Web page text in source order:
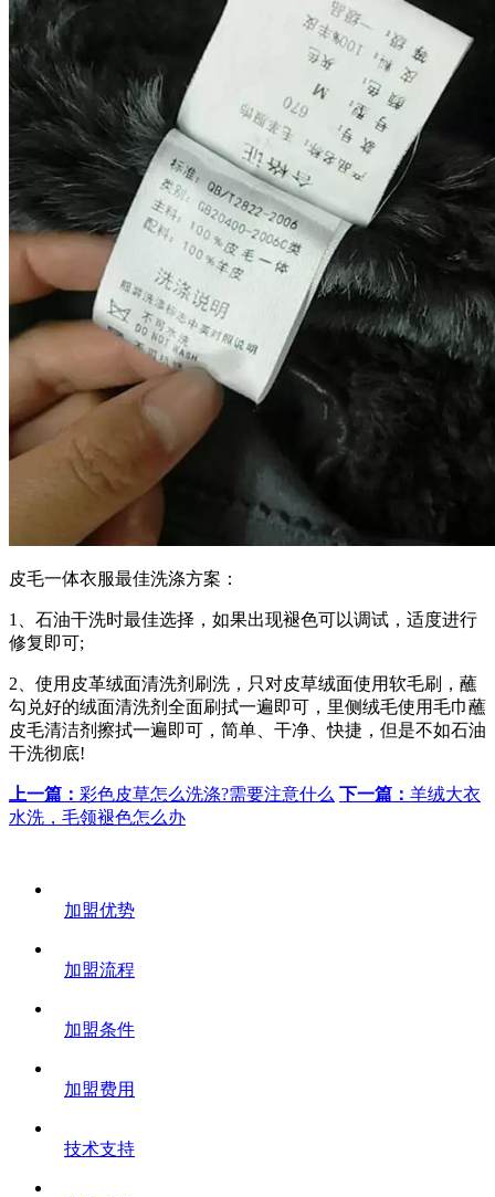
皮毛一体衣服最佳洗涤方案：
1、石油干洗时最佳选择，如果出现褪色可以调试，适度进行
修复即可;
2、使用皮革绒面清洗剂刷洗，只对皮草绒面使用软毛刷，蘸
勾兑好的绒面清洗剂全面刷拭一遍即可，里侧绒毛使用毛巾蘸
皮毛清洁剂擦拭一遍即可，简单、干净、快捷，但是不如石油
干洗彻底!
上一篇： 彩色皮草怎么洗涤?需要注意什么 下一篇： 羊绒大衣
水洗，毛领褪色怎么办
加盟优势
加盟流程
加盟条件
加盟费用
技术支持